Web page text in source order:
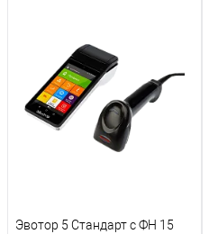
Эвотор 5 Стандарт с ФН 15